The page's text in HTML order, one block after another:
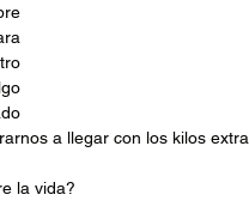
a llegar con los kilos extra.
la vida?